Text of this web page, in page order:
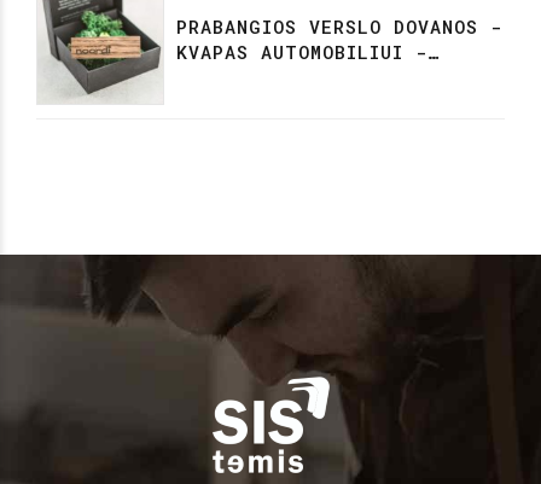
PRABANGIOS VERSLO DOVANOS -
KVAPAS AUTOMOBILIUI -